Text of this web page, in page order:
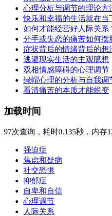
心理分析与调节的理论方
快乐和幸福的生活就在当
如何才能经营好人际关系
分手或失恋的痛苦如何摆
症状背后的情绪背后的想
逃避现实生活的主观臆想
双相情感障碍的心理调节
绿帽心理的分析与自我调
看清痛苦的本质才能蜕变
加载时间
97次查询，耗时0.135秒，内存
强迫症
焦虑和疑病
社交恐惧
抑郁症
自卑和自信
心理调节
人际关系